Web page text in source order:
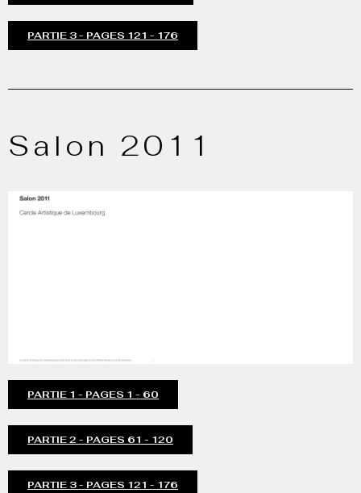
PARTIE 3 - PAGES 121 - 176
Salon 2011
PARTIE 1 - PAGES 1 - 60
PARTIE 2 - PAGES 61 - 120
PARTIE 3 - PAGES 121 - 176